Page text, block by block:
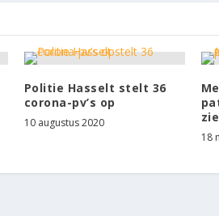
Politie Hasselt stelt 36
corona-pv’s op
10 augustus 2020
18